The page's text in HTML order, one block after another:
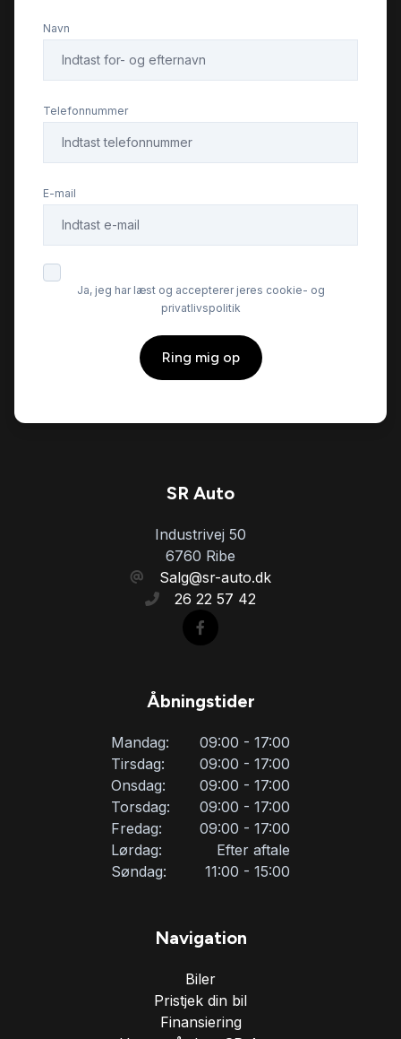
Navn
Telefonnummer
E-mail
Ja, jeg har læst og accepterer jeres cookie- og
privatlivspolitik
Ring mig op
SR Auto
Industrivej 50
6760 Ribe
Salg@sr-auto.dk
26 22 57 42
Åbningstider
Mandag:
09:00 - 17:00
Tirsdag:
09:00 - 17:00
Onsdag:
09:00 - 17:00
Torsdag:
09:00 - 17:00
Fredag:
09:00 - 17:00
Lørdag:
Efter aftale
Søndag:
11:00 - 15:00
Navigation
Biler
Pristjek din bil
Finansiering